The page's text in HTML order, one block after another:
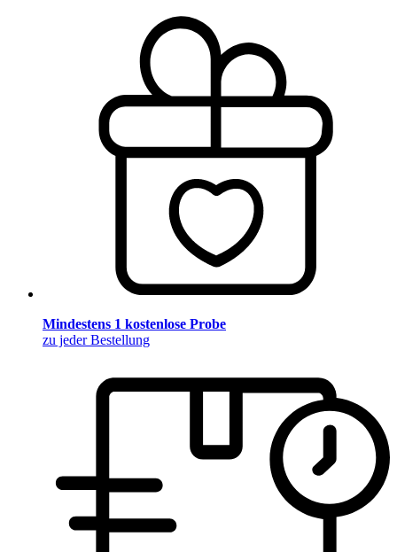
Mindestens 1 kostenlose Probe
zu jeder Bestellung